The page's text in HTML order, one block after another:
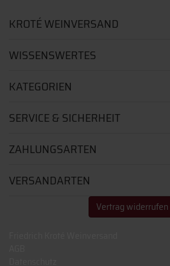
KROTÉ WEINVERSAND
WISSENSWERTES
KATEGORIEN
SERVICE & SICHERHEIT
ZAHLUNGSARTEN
VERSANDARTEN
Vertrag widerrufen